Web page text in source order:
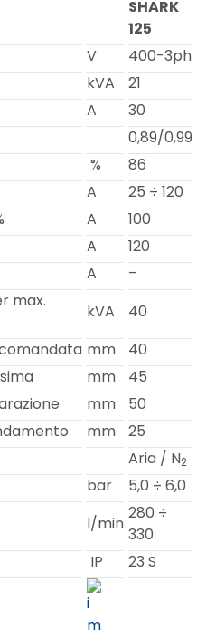
SHARK
125
V
400-3ph
kVA
21
A
30
0,89/0,99
%
86
A 25 ÷ 120
A
100
A
120
A
–
max.
kVA 40
mm
40
mm
45
mm
50
mm
25
Aria / N2
bar
5,0 ÷ 6,0
l/min
280 ÷
330
IP 23 S